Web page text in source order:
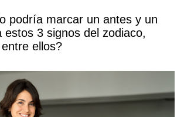
podría marcar un antes y un
estos 3 signos del zodiaco,
ellos?